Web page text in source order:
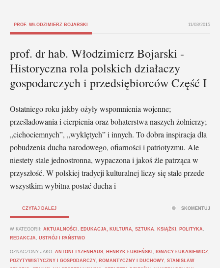
PROF. WŁODZIMIERZ BOJARSKI 11/03/2015
prof. dr hab. Włodzimierz Bojarski -
Historyczna rola polskich działaczy
gospodarczych i przedsiębiorców Część I
Ostatniego roku jakby ożyły wspomnienia wojenne;
prześladowania i cierpienia oraz bohaterstwa naszych żołnierzy;
„cichociemnych”, „wyklętych” i innych. To dobra inspiracja dla
pobudzenia ducha narodowego, ofiarności i patriotyzmu. Ale
niestety stale jednostronna, wypaczona i jakoś źle patrząca w
przyszłość. W polskiej tradycji kulturalnej liczy się stale przede
wszystkim wybitna postać ducha i
CZYTAJ DALEJ
W KATEGORII: AKTUALNOŚCI EDUKACJA, KULTURA, SZTUKA KSIĄŻKI POLITYKA
REDAKCJA
USTRÓJ I PAŃSTWO
OZNACZONY JAKO: ANTONI TYZENHAUS HENRYK ŁUBIEŃSKI IGNACY ŁUKASIEWICZ
POZYTYWISTYCZNY I GOSPODARCZY
ROMANTYCZNY I DUCHOWY STANISŁAW
SKOMENTUJ